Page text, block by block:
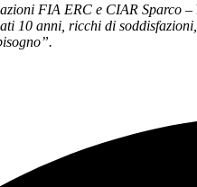
FIA ERC e CIAR Sparco –
10 anni, ricchi di